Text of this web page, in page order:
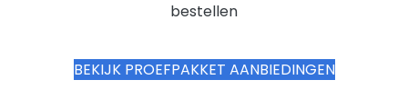
bestellen
BEKIJK PROEFPAKKET AANBIEDINGEN